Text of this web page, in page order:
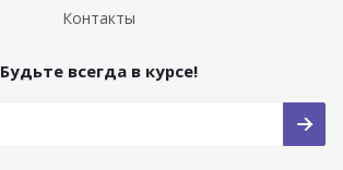
Контакты
Будьте всегда в курсе!